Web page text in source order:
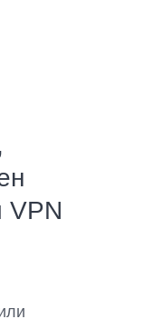
VPN